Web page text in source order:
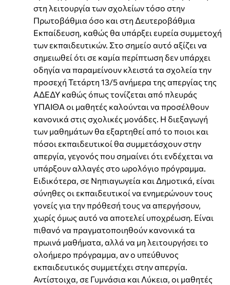
στη λειτουργία των σχολείων τόσο στην
Πρωτοβάθμια όσο και στη Δευτεροβάθμια
Εκπαίδευση, καθώς θα υπάρξει ευρεία συμμετοχή
των εκπαιδευτικών. Στο σημείο αυτό αξίζει να
σημειωθεί ότι σε καμία περίπτωση δεν υπάρχει
οδηγία να παραμείνουν κλειστά τα σχολεία την
προσεχή Τετάρτη 13/5 ανήμερα της απεργίας της
ΑΔΕΔΥ καθώς όπως τονίζεται από πλευράς
ΥΠΑΙΘΑ οι μαθητές καλούνται να προσέλθουν
κανονικά στις σχολικές μονάδες. Η διεξαγωγή
των μαθημάτων θα εξαρτηθεί από το ποιοι και
πόσοι εκπαιδευτικοί θα συμμετάσχουν στην
απεργία, γεγονός που σημαίνει ότι ενδέχεται να
υπάρξουν αλλαγές στο ωρολόγιο πρόγραμμα.
Ειδικότερα, σε Νηπιαγωγεία και Δημοτικά, είναι
σύνηθες οι εκπαιδευτικοί να ενημερώνουν τους
γονείς για την πρόθεσή τους να απεργήσουν,
χωρίς όμως αυτό να αποτελεί υποχρέωση. Είναι
πιθανό να πραγματοποιηθούν κανονικά τα
πρωινά μαθήματα, αλλά να μη λειτουργήσει το
ολοήμερο πρόγραμμα, αν ο υπεύθυνος
εκπαιδευτικός συμμετέχει στην απεργία.
Αντίστοιχα, σε Γυμνάσια και Λύκεια, οι μαθητές